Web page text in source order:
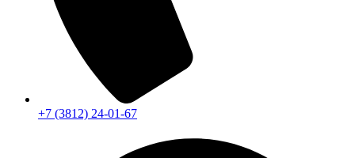
+7 (3812) 24-01-67